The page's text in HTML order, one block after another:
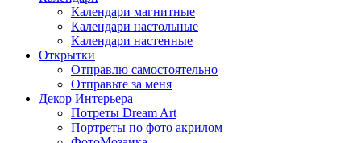
Календари магнитные
Календари настольные
Календари настенные
Открытки
Отправлю самостоятельно
Отправьте за меня
Декор Интерьера
Потреты Dream Art
Портреты по фото акрилом